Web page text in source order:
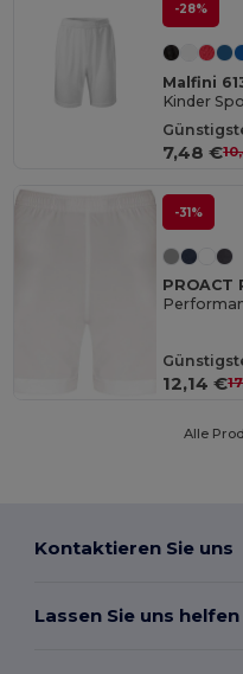
-28%
Malfini
Kinder
7,48 €
-31%
PROACT
12,14 €
Alle
Kontaktieren Sie uns
Lassen Sie uns helfen